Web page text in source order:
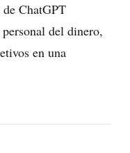
ChatGPT
del dinero,
en una